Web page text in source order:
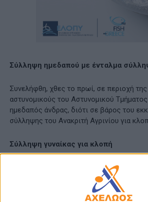
Σύλληψη ημεδαπού με ένταλμα
Συνελήφθη, χθες το πρωί, σε περιοχή
αστυνομικούς του Αστυνομικού
ημεδαπός άνδρας, διότι σε βάρος του
σύλληψης του Ανακριτή Αγρινίου για
Σύλληψη γυναίκας για κλοπή
Συνελήφθη, χθες το πρωί, στο Μεσολόγγι,
αστυνομικούς του Τμήματος Ασφάλειας
ημεδαπή γυναίκα, διότι αφαίρεσε από
την μέθοδο της απασχόλησης το